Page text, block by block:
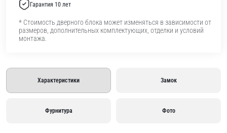
Гарантия 10 лет
* Стоимость дверного блока может изменяться в зависимости от
размеров, дополнительных комплектующих, отделки и условий
монтажа.
Характеристики Замок
Фурнитура Фото